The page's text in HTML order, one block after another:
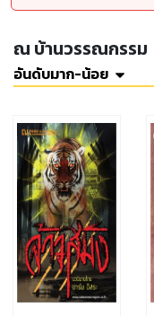
ณ บ้านวรรณกรรม
อันดับมาก-น้อย